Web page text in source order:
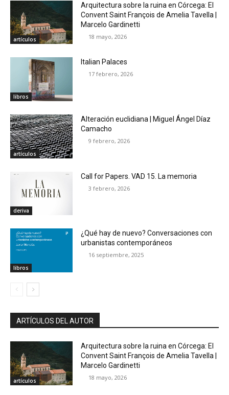
artículos
Arquitectura sobre la ruina en Córcega: El
Convent Saint François de Amelia Tavella |
Marcelo Gardinetti
18 mayo, 2026
libros
Italian Palaces
17 febrero, 2026
artículos
Alteración euclidiana | Miguel Ángel Díaz
Camacho
9 febrero, 2026
deriva
Call for Papers. VAD 15. La memoria
3 febrero, 2026
libros
¿Qué hay de nuevo? Conversaciones con
urbanistas contemporáneos
16 septiembre, 2025
ARTÍCULOS DEL AUTOR
artículos
Arquitectura sobre la ruina en Córcega: El
Convent Saint François de Amelia Tavella |
Marcelo Gardinetti
18 mayo, 2026